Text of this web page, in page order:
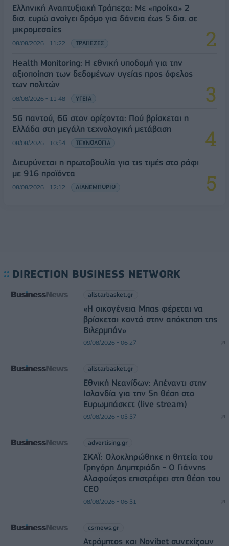
Ελληνική Αναπτυξιακή Τράπεζα: Με «προίκα» 2
δισ. ευρώ ανοίγει δρόμο για δάνεια έως 5 δισ. σε
μικρομεσαίες
08/08/2026 - 11:22 ΤΡΑΠΕΖΕΣ
Health Monitoring: Η εθνική υποδομή για την
αξιοποίηση των δεδομένων υγείας προς όφελος
των πολιτών
08/08/2026 - 11:48 ΥΓΕΙΑ
5G παντού, 6G στον ορίζοντα: Πού βρίσκεται η
Ελλάδα στη μεγάλη τεχνολογική μετάβαση
08/08/2026 - 10:54 ΤΕΧΝΟΛΟΓΙΑ
Διευρύνεται η πρωτοβουλία για τις τιμές στο ράφι
με 916 προϊόντα
08/08/2026 - 12:12 ΛΙΑΝΕΜΠΟΡΙΟ
DIRECTION BUSINESS NETWORK
allstarbasket.gr
«Η οικογένεια Μπας φέρεται να
βρίσκεται κοντά στην απόκτηση της
Βιλερμπάν»
09/08/2026 - 06:27
allstarbasket.gr
Εθνική Νεανίδων: Απέναντι στην
Ισλανδία για την 5η θέση στο
Ευρωμπάσκετ (live stream)
09/08/2026 - 05:57
advertising.gr
ΣΚΑΪ: Ολοκληρώθηκε η θητεία του
Γρηγόρη Δημητριάδη - Ο Γιάννης
Αλαφούζος επιστρέφει στη θέση του
CEO
08/08/2026 - 06:51
csrnews.gr
Ατρόμητος και Novibet συνεχίζουν